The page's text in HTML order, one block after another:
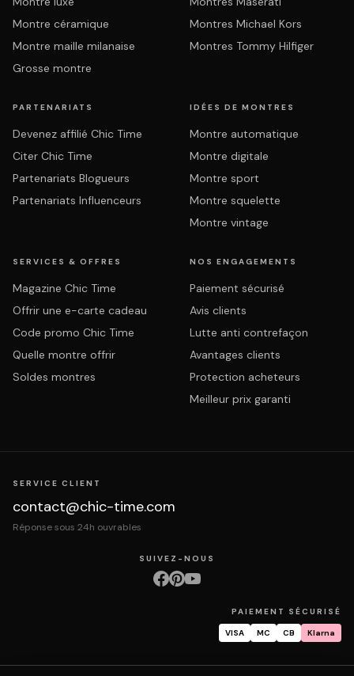
Montre céramique
Montre maille milanaise
Grosse montre
Montres Michael Kors
Montres Tommy Hilfiger
PARTENARIATS
Devenez affilié Chic Time
Citer Chic Time
Partenariats Blogueurs
Partenariats Influenceurs
IDÉES DE MONTRES
Montre automatique
Montre digitale
Montre sport
Montre squelette
Montre vintage
SERVICES & OFFRES
Magazine Chic Time
Offrir une e-carte cadeau
Code promo Chic Time
Quelle montre offrir
Soldes montres
NOS ENGAGEMENTS
Paiement sécurisé
Avis clients
Lutte anti contrefaçon
Avantages clients
Protection acheteurs
Meilleur prix garanti
SERVICE CLIENT
contact@chic-time.com
Réponse sous 24h ouvrables
SUIVEZ-NOUS
PAIEMENT SÉCURISÉ
VISA MC CB Klarna